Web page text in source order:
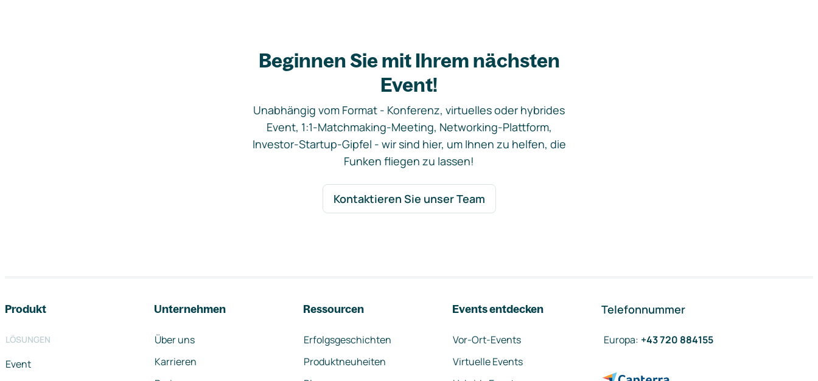
Beginnen Sie mit Ihrem nächsten
Event!
Unabhängig vom Format - Konferenz, virtuelles oder hybrides
Event, 1:1-Matchmaking-Meeting, Networking-Plattform,
Investor-Startup-Gipfel - wir sind hier, um Ihnen zu helfen, die
Funken fliegen zu lassen!
Kontaktieren Sie unser Team
Produkt
LÖSUNGEN
Event
Unternehmen
Über uns
Karrieren
Ressourcen
Erfolgsgeschichten
Produktneuheiten
Events entdecken
Vor-Ort-Events
Virtuelle Events
Telefonnummer
Europa: +43 720 884155